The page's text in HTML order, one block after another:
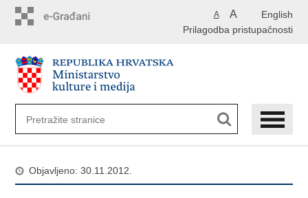
English
A A
Prilagodba pristupačnosti
Objavljeno: 30.11.2012.